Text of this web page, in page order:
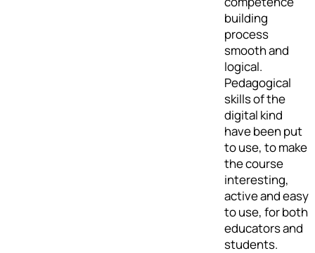
building
process
smooth and
logical.
Pedagogical
skills of the
digital kind
have been put
to use, to make
the course
interesting,
active and easy
to use, for both
educators and
students.